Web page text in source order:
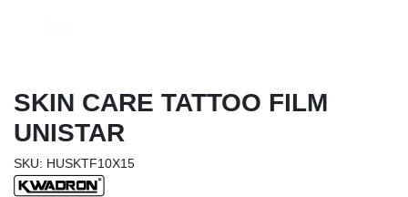
SKIN CARE TATTOO FILM
UNISTAR
SKU: HUSKTF10X15